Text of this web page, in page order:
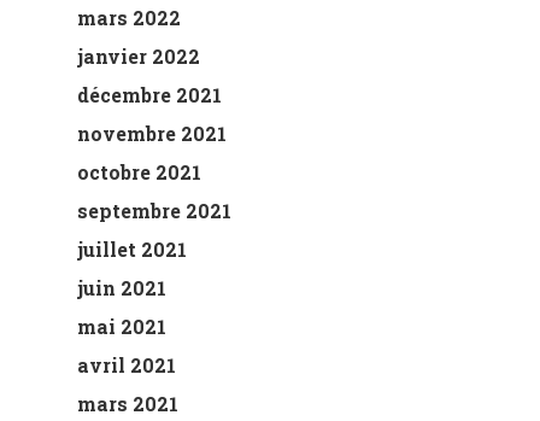
mars 2022
janvier 2022
décembre 2021
novembre 2021
octobre 2021
septembre 2021
juillet 2021
juin 2021
mai 2021
avril 2021
mars 2021